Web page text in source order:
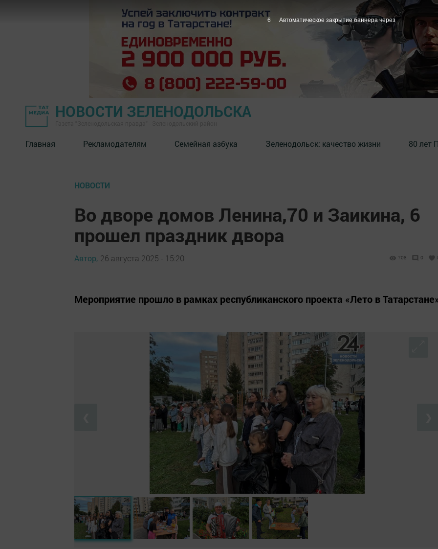
НОВОСТИ ЗЕЛЕНОДОЛЬСКА
Главная Рекламодателям Семейная азбука ⁠Зеленодольск: качество жизни 80 лет
НОВОСТИ
Во дворе домов Ленина,70 и Заикина, 6
прошел праздник двора
Автор, 26 августа 2025 - 15:20 708 0
Мероприятие прошло в рамках республиканского проекта «Лето в
5 Автоматическое закрытие баннера через